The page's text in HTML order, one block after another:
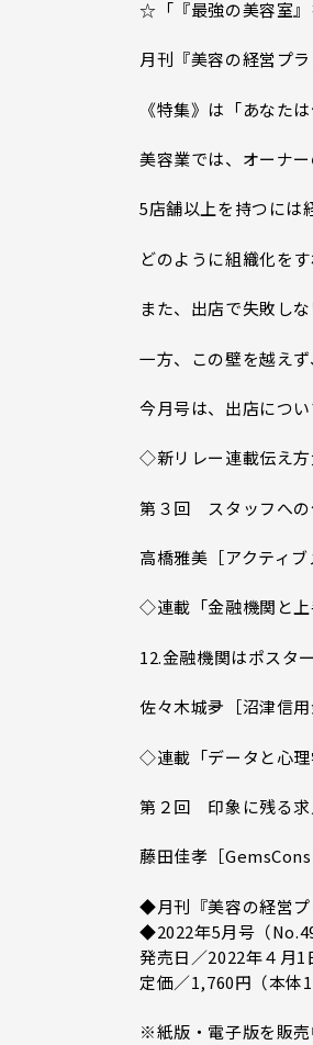
☆「『最強の美容室
月刊『美容の経営プラ
《特集》は「あなた
美容業では、オーナ
5店舗以上を持つには
どのように組織化をす
また、出店で失敗し
一方、この壁を越え
今月号は、出店につい
◇新リレー連載伝え方
第３回 スタッフへの
高橋雅美［アクティ
◇連載「金融機関と上
12.金融機関はポスタ
佐々木城夛［沼津信用
◇連載「データと心理
第２回 印象に残る求
藤田佳孝［
◆月刊『美容の経営プ
◆2022年5月号（
発売日／2022年４月1
定価／1,760円（本体
※紙版・電子版を販売